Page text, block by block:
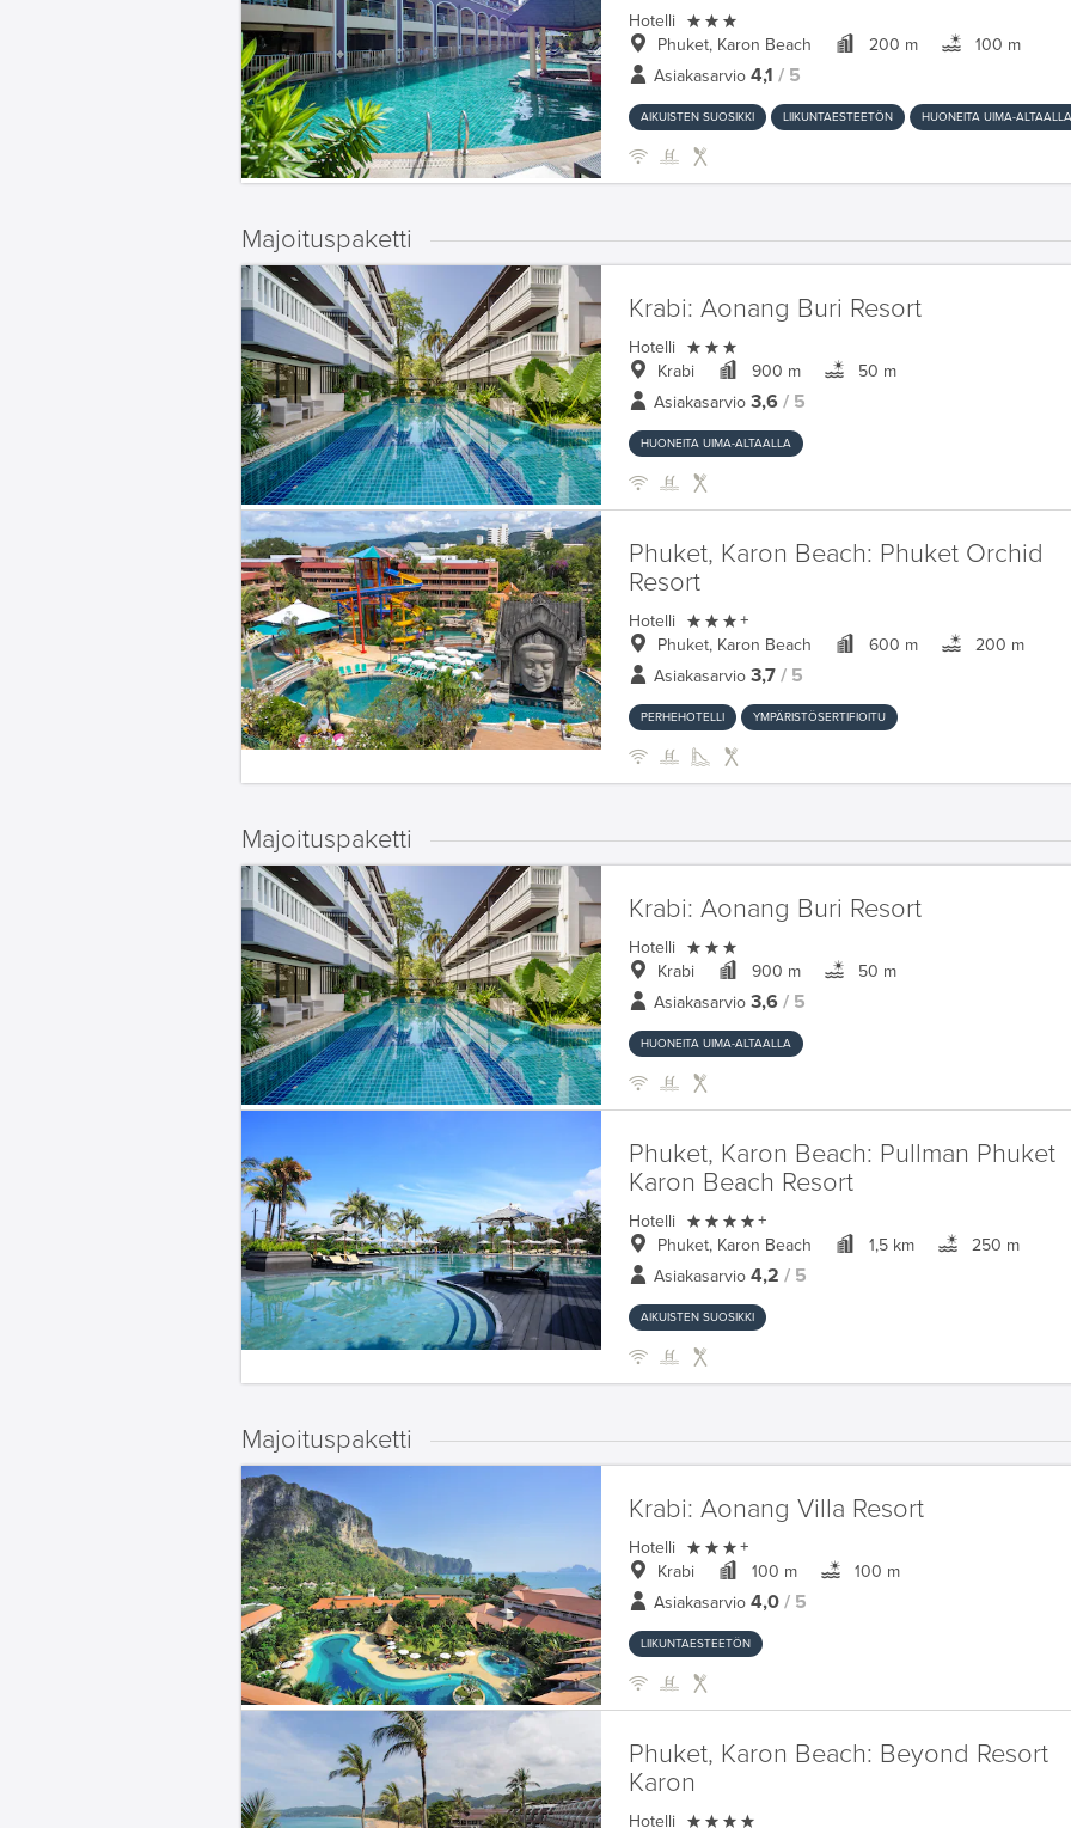
Hotelli 
Phuket, Karon Beach 200 m
100 m
Asiakasarvio 4,1/ 5
AIKUISTEN SUOSIKKI LIIKUNTAESTEETÖN HUONEITA UIMA-
Majoituspaketti
Krabi: Aonang Buri Resort
Hotelli 
Krabi 900 m
50 m
Asiakasarvio 3,6/ 5
HUONEITA UIMA-ALTAALLA
Phuket, Karon Beach: Phuket Orchid
Resort
Hotelli  +
Phuket, Karon Beach 600 m
200 m
Asiakasarvio 3,7/ 5
PERHEHOTELLI YMPÄRISTÖSERTIFIOITU
Majoituspaketti
Krabi: Aonang Buri Resort
Hotelli 
Krabi 900 m
50 m
Asiakasarvio 3,6/ 5
HUONEITA UIMA-ALTAALLA
Phuket, Karon Beach: Pullman Phuket
Karon Beach Resort
Hotelli  +
Phuket, Karon Beach 1,5 km
250 m
Asiakasarvio 4,2/ 5
AIKUISTEN SUOSIKKI
Majoituspaketti
Krabi: Aonang Villa Resort
Hotelli  +
Krabi 100 m
100 m
Asiakasarvio 4,0/ 5
LIIKUNTAESTEETÖN
Phuket, Karon Beach: Beyond Resort
Karon
Hotelli 